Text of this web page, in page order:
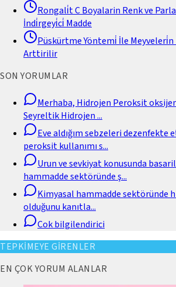
Rongali̇t C Boyalarin Renk ve
İndi̇rgeyi̇ci̇ Madde
Püskürtme Yöntemi̇ İle Meyveleri̇n
Arttirilir
SON YORUMLAR
Merhaba, Hidrojen Peroksit
Seyreltik Hidrojen...
Eve aldığım sebzeleri
peroksit kullanımı s...
Urun ve sevkiyat konusunda
hammadde sektöründe ş...
Kimyasal hammadde sektöründe
olduğunu kanıtla...
Cok bilgilendirici
TEPKİMEYE GİRENLER
EN ÇOK YORUM ALANLAR